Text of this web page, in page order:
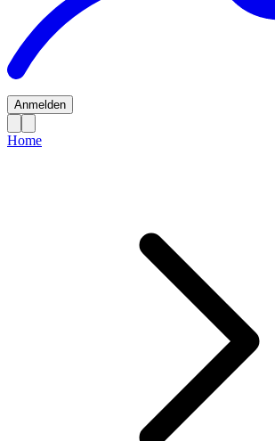
Anmelden
Home